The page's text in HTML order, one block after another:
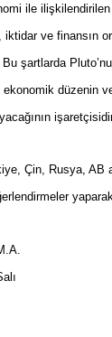
ile
iktidar ve finansın
şartlarda
ekonomik düzenin
Çin, Rusya, AB